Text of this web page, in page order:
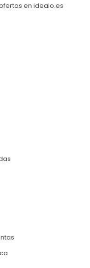
en idealo.es